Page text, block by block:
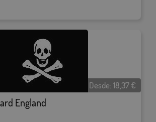
England
Desde:18,37€